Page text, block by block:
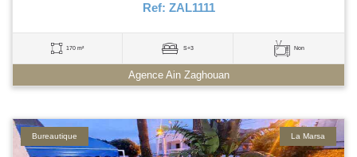
Ref: ZAL1111
170 m² S+3 Non
Agence Ain Zaghouan
La Marsa
Bureautique